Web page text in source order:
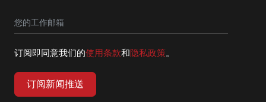
订阅即同意我们的使用条款和隐私政策。
订阅新闻推送